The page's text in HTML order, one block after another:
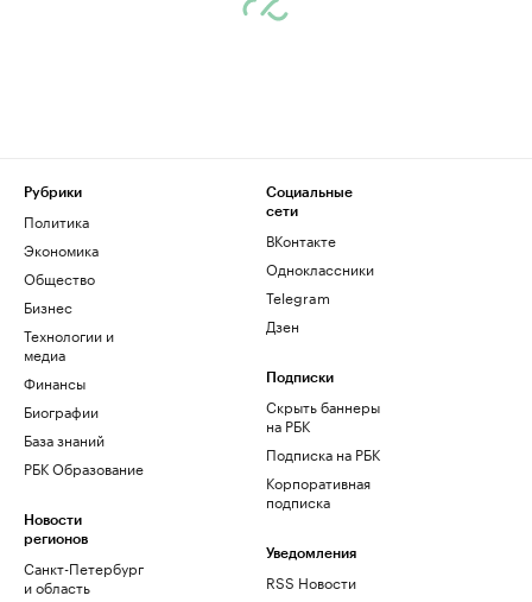
Рубрики
Политика
Экономика
Общество
Бизнес
Технологии и
медиа
Финансы
Биографии
База знаний
РБК Образование
Новости
регионов
Санкт-Петербург
и область
Социальные
сети
ВКонтакте
Одноклассники
Telegram
Дзен
Подписки
Скрыть баннеры
на РБК
Подписка на РБК
Корпоративная
подписка
Уведомления
RSS Новости